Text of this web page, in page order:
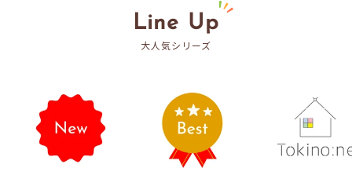
Line Up
大人気シリーズ